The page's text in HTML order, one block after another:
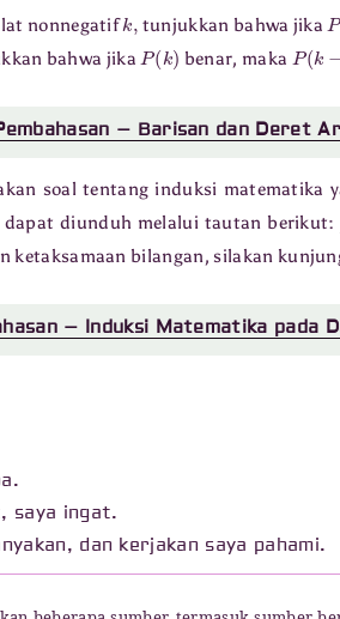
nonnegatifk tunjukkan bahwa jikaP
bahwa jikaP(k ) benar, maka P(k
– Barisan dan Deret
soal tentang induksi matematika
dapat diunduh melalui tautan berikut:
ketaksamaan bilangan, silakan
– Induksi Matematika pada
saya ingat.
dan kerjakan saya pahami.